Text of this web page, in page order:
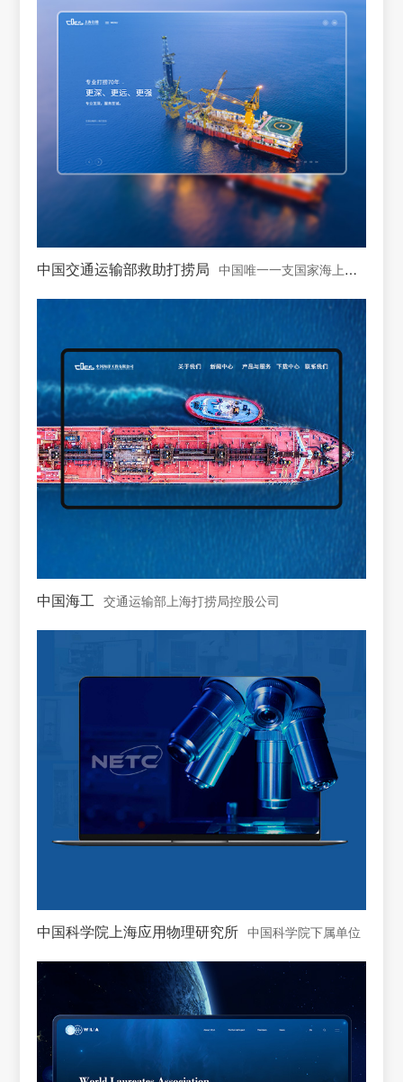
中国交通运输部救助打捞局 中国唯一一支国家海上专业救助打捞力量
中国海工 交通运输部上海打捞局控股公司
中国科学院上海应用物理研究所 中国科学院下属单位